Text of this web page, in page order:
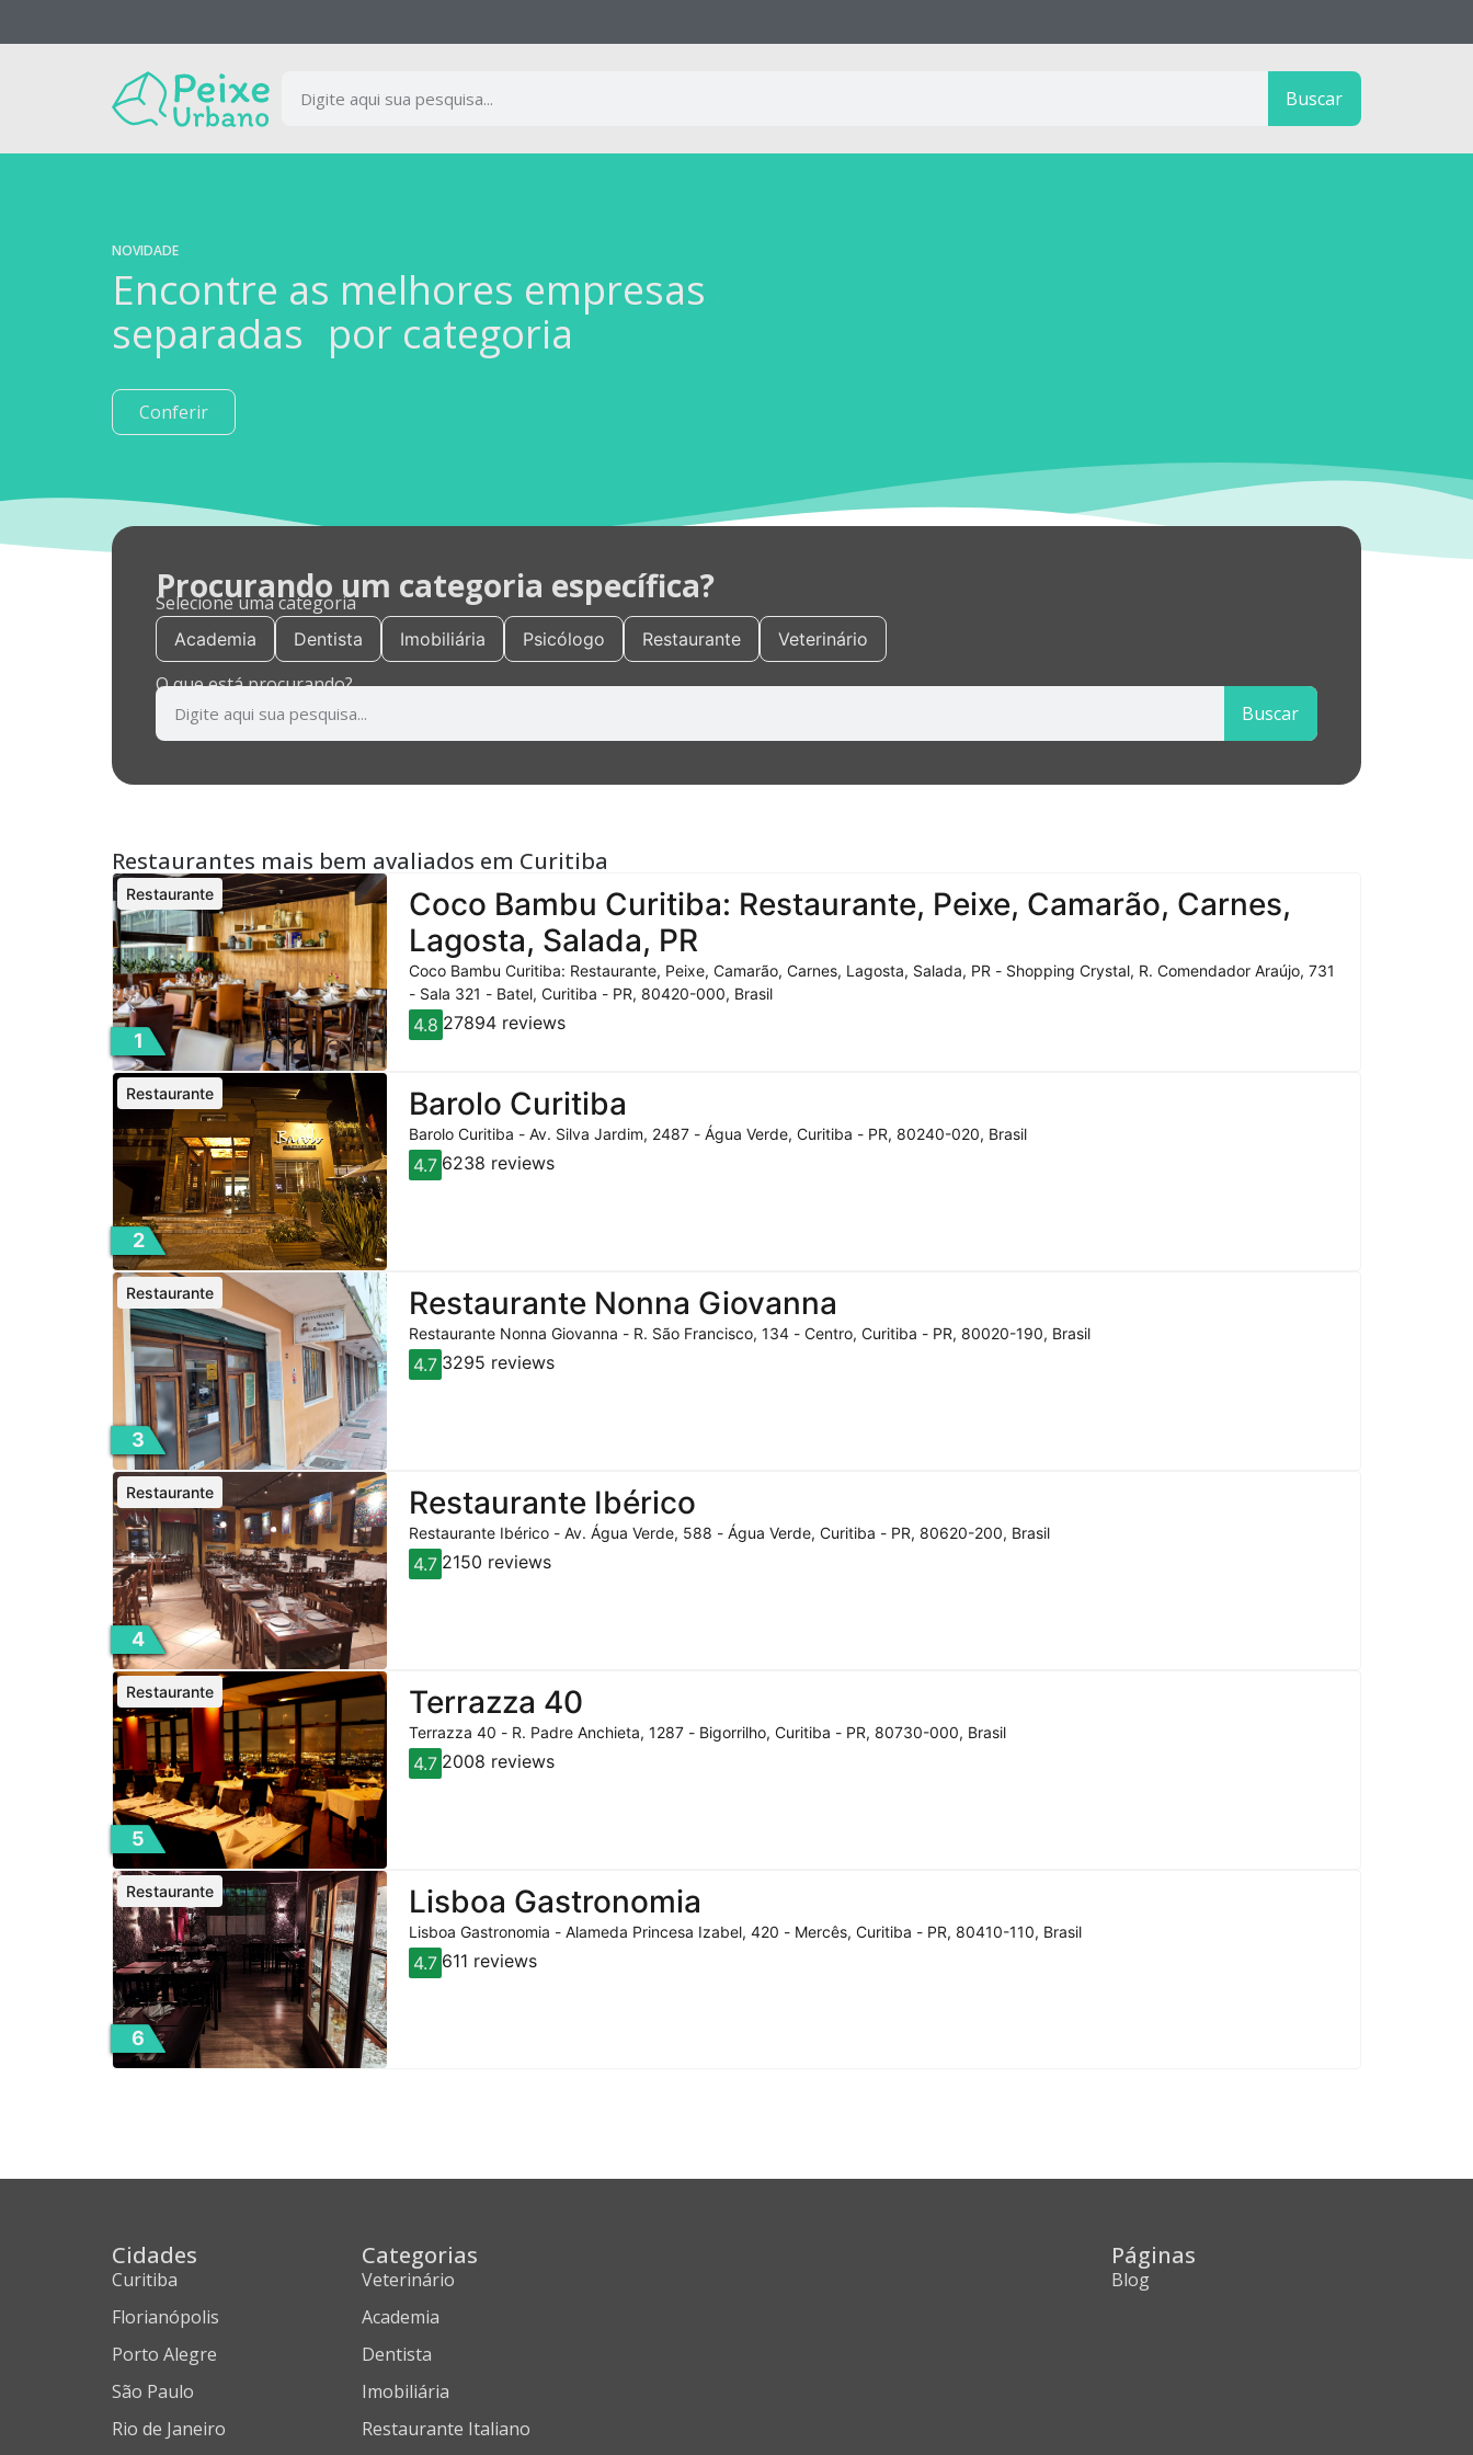
Buscar
NOVIDADE
Encontre as melhores empresas
separadas por categoria
Conferir
Procurando um categoria específica?
Selecione uma categoria
Academia Dentista Imobiliária Psicólogo Restaurante Veterinário
O que está procurando?
Buscar
Restaurantes mais bem avaliados em Curitiba
1
Coco Bambu Curitiba: Restaurante, Peixe, Camarão, Carnes,
Lagosta, Salada, PR
Restaurante
Coco Bambu Curitiba: Restaurante, Peixe, Camarão, Carnes, Lagosta, Salada, PR - Shopping Crystal, R. Comendador Araújo, 731
- Sala 321 - Batel, Curitiba - PR, 80420-000, Brasil
4.8 27894 reviews
2
Barolo Curitiba
Restaurante
Barolo Curitiba - Av. Silva Jardim, 2487 - Água Verde, Curitiba - PR, 80240-020, Brasil
4.7 6238 reviews
3
Restaurante Nonna Giovanna
Restaurante
Restaurante Nonna Giovanna - R. São Francisco, 134 - Centro, Curitiba - PR, 80020-190, Brasil
4.7 3295 reviews
4
Restaurante Ibérico
Restaurante
Restaurante Ibérico - Av. Água Verde, 588 - Água Verde, Curitiba - PR, 80620-200, Brasil
4.7 2150 reviews
5
Terrazza 40
Restaurante
Terrazza 40 - R. Padre Anchieta, 1287 - Bigorrilho, Curitiba - PR, 80730-000, Brasil
4.7 2008 reviews
6
Lisboa Gastronomia
Restaurante
Lisboa Gastronomia - Alameda Princesa Izabel, 420 - Mercês, Curitiba - PR, 80410-110, Brasil
4.7 611 reviews
Cidades
Curitiba
Florianópolis
Porto Alegre
São Paulo
Rio de Janeiro
Categorias
Veterinário
Academia
Dentista
Imobiliária
Restaurante Italiano
Páginas
Blog